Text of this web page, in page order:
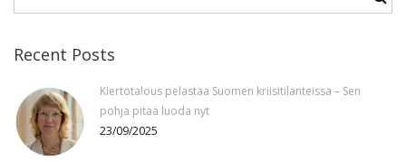
page
Recent Posts
Kiertotalous pelastaa Suomen kriisitilanteissa – Sen
pohja pitää luoda nyt
23/09/2025